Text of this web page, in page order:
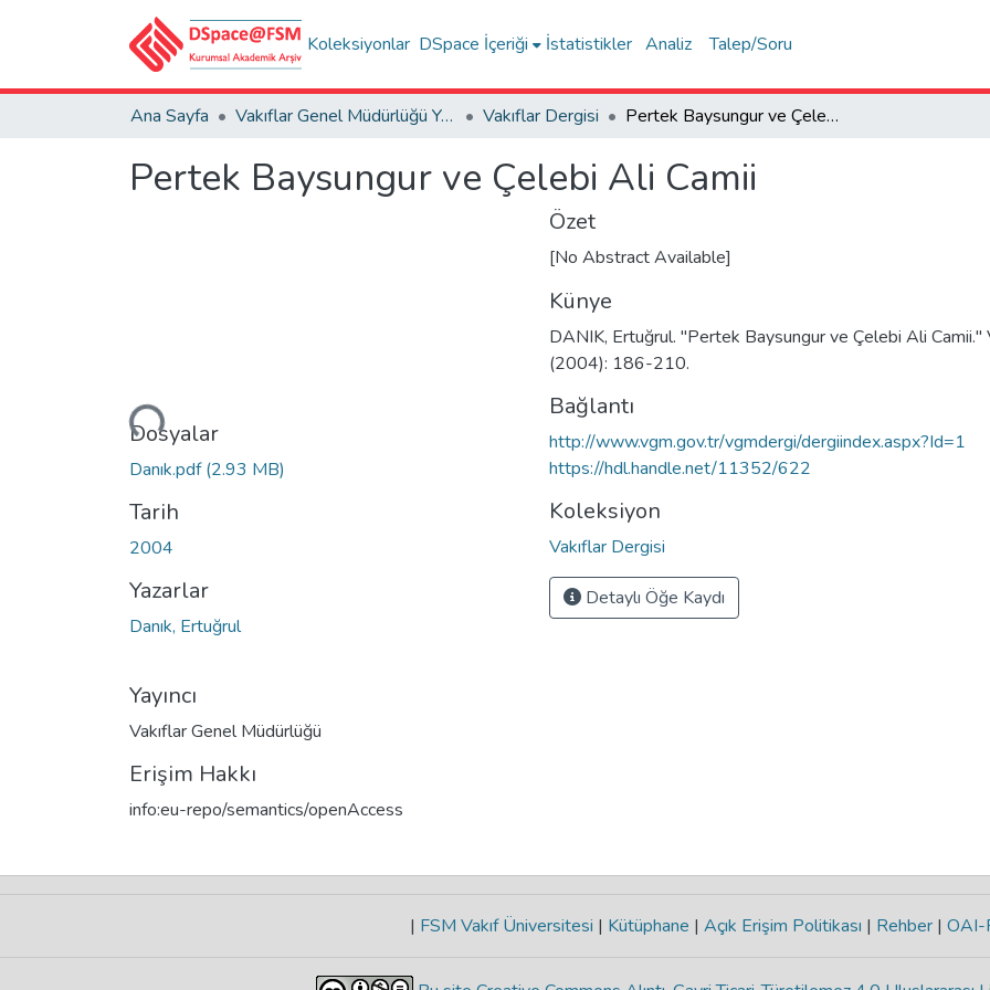
Koleksiyonlar DSpace İçeriği İstatistikler Analiz Talep/Soru
Ana Sayfa Vakıflar Genel Müdürlüğü Yayınları Vakıflar Dergisi Pertek Baysungur ve Çelebi Ali Camii
Pertek Baysungur ve Çelebi Ali Camii
Yükleniyor...Dosyalar
Danık.pdf(2.93 MB)
Tarih
2004
Yazarlar
Danık, Ertuğrul
Yayıncı
Vakıflar Genel Müdürlüğü
Erişim Hakkı
info:eu-repo/semantics/openAccess
Özet
[No Abstract Available]
Künye
DANIK, Ertuğrul. "Pertek Baysungur ve Çelebi Ali Camii."
(2004): 186-210.
Bağlantı
http://www.vgm.gov.tr/vgmdergi/dergiindex.aspx?Id=1
https://hdl.handle.net/11352/622
Koleksiyon
Vakıflar Dergisi
Detaylı Öğe Kaydı
| FSM Vakıf Üniversitesi | Kütüphane | Açık Erişim Politikası | Rehber | OAI-